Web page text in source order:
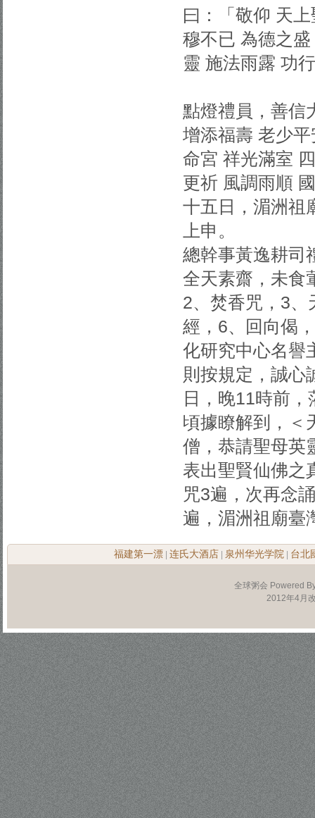
曰：「敬仰 天
穆不已 為德之
靈 施法雨露
點燈禮員，善信
增添福壽 老少
命宮 祥光滿室
更祈 風調雨順
十五日，湄洲祖
上申。
總幹事黃逸耕司
全天素齋，未食
2、焚香咒，3、
經，6、回向偈
化研究中心名譽
則按規定，誠心
日，晚11時前
頃據瞭解到，＜
僧，恭請聖母英
表出聖賢仙佛之
咒3遍，次再念
遍，湄洲祖廟臺
福建第一漂 连氏大酒店 泉州华光学院 台北
全球粥会 Powered
2012年4月